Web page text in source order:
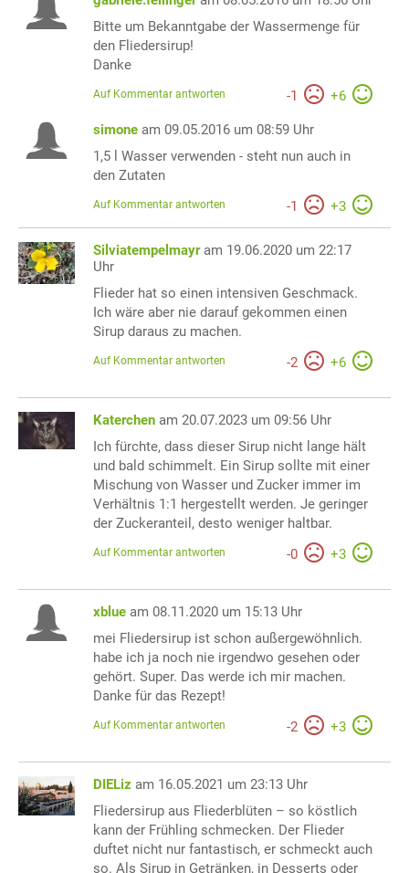
Bitte um Bekanntgabe der Wassermenge für
den Fliedersirup!
Danke
-1 +6
Auf Kommentar antworten
simone am 09.05.2016 um 08:59 Uhr
1,5 l Wasser verwenden - steht nun auch in
den Zutaten
-1 +3
Auf Kommentar antworten
Silviatempelmayr am 19.06.2020 um 22:17
Uhr
Flieder hat so einen intensiven Geschmack.
Ich wäre aber nie darauf gekommen einen
Sirup daraus zu machen.
-2 +6
Auf Kommentar antworten
Katerchen am 20.07.2023 um 09:56 Uhr
Ich fürchte, dass dieser Sirup nicht lange hält
und bald schimmelt. Ein Sirup sollte mit einer
Mischung von Wasser und Zucker immer im
Verhältnis 1:1 hergestellt werden. Je geringer
der Zuckeranteil, desto weniger haltbar.
-0 +3
Auf Kommentar antworten
xblue am 08.11.2020 um 15:13 Uhr
mei Fliedersirup ist schon außergewöhnlich.
habe ich ja noch nie irgendwo gesehen oder
gehört. Super. Das werde ich mir machen.
Danke für das Rezept!
-2 +3
Auf Kommentar antworten
DIELiz am 16.05.2021 um 23:13 Uhr
Fliedersirup aus Fliederblüten – so köstlich
kann der Frühling schmecken. Der Flieder
duftet nicht nur fantastisch, er schmeckt auch
so. Als Sirup in Getränken, in Desserts oder